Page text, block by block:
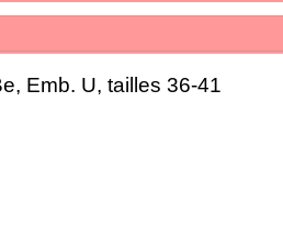
Emb. U, tailles 36-41